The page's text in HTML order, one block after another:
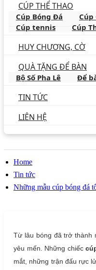
CÚP THỂ THAO
Cúp Bóng Đá Cúp
Cúp tennis
Cúp
HUY CHƯƠNG, CỜ
QUÀ TẶNG ĐỂ BÀN
Bộ Số Pha Lê Để
TIN TỨC
LIÊN HỆ
Home
Tin tức
Những mẫu cúp bóng đá
Từ lâu bóng đã trở thành
yêu mến. Những chiếc
mắt, những trận đấu rực